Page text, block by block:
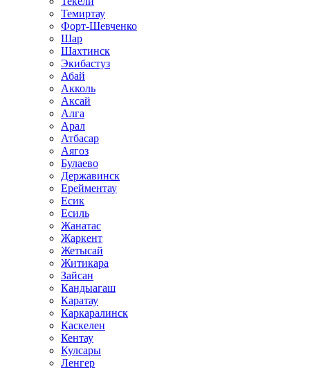
Темиртау
Форт-Шевченко
Шар
Шахтинск
Экибастуз
Абай
Акколь
Аксай
Алга
Арал
Атбасар
Аягоз
Булаево
Державинск
Ерейментау
Есик
Есиль
Жанатас
Жаркент
Жетысай
Житикара
Зайсан
Кандыагаш
Каратау
Каркаралинск
Каскелен
Кентау
Кулсары
Ленгер